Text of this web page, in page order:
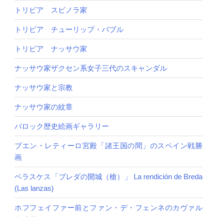
トリビア スピノラ家
トリビア チューリップ・バブル
トリビア ナッサウ家
ナッサウ家ザクセン系女子三代のスキャンダル
ナッサウ家と宗教
ナッサウ家の紋章
バロック歴史絵画ギャラリー
ブエン・レティーロ宮殿「諸王国の間」のスペイン戦勝
画
ベラスケス「ブレダの開城（槍）」 La rendición de Breda
(Las lanzas)
ホフフェイファー前とファン・デ・フェンネのカヴァル